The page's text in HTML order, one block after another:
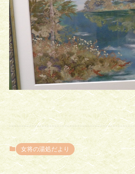
女将の湯処だより